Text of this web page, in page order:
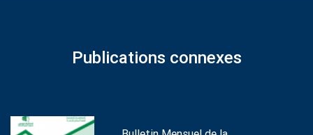
Publications connexes